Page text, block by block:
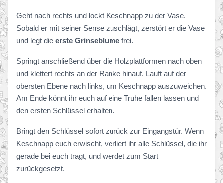
Geht nach rechts und lockt Keschnapp zu der Vase.
Sobald er mit seiner Sense zuschlägt, zerstört er die Vase
und legt die erste Grinseblume frei.
Springt anschließend über die Holzplattformen nach oben
und klettert rechts an der Ranke hinauf. Lauft auf der
obersten Ebene nach links, um Keschnapp auszuweichen.
Am Ende könnt ihr euch auf eine Truhe fallen lassen und
den ersten Schlüssel erhalten.
Bringt den Schlüssel sofort zurück zur Eingangstür. Wenn
Keschnapp euch erwischt, verliert ihr alle Schlüssel, die ihr
gerade bei euch tragt, und werdet zum Start
zurückgesetzt.